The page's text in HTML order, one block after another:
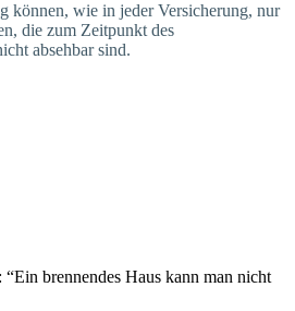
können, wie in jeder Versicherung, nur
die zum Zeitpunkt des
absehbar sind.
brennendes Haus kann man nicht